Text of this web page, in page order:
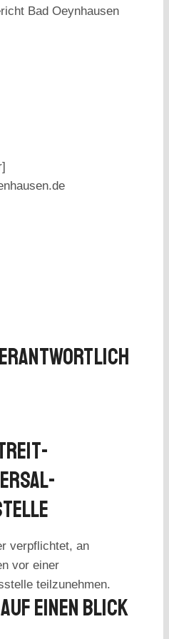
Bad Oeynhausen
verpflichtet, an
vor einer
teilzunehmen.
Einen Blick